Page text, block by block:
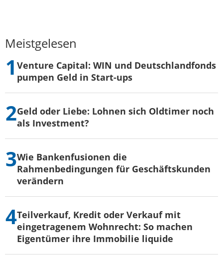
Meistgelesen
Venture Capital: WIN und Deutschlandfonds
pumpen Geld in Start-ups
Geld oder Liebe: Lohnen sich Oldtimer noch
als Investment?
Wie Bankenfusionen die
Rahmenbedingungen für Geschäftskunden
verändern
Teilverkauf, Kredit oder Verkauf mit
eingetragenem Wohnrecht: So machen
Eigentümer ihre Immobilie liquide